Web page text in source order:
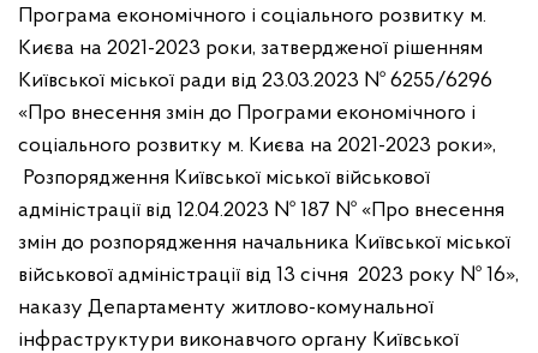
Програма економічного і соціального розвитку м.
Києва на 2021-2023 роки, затвердженої рішенням
Київської міської ради від 23.03.2023 № 6255/6296
«Про внесення змін до Програми економічного і
соціального розвитку м. Києва на 2021-2023 роки»,
Розпорядження Київської міської військової
адміністрації від 12.04.2023 № 187 № «Про внесення
змін до розпорядження начальника Київської міської
військової адміністрації від 13 січня 2023 року № 16»,
наказу Департаменту житлово-комунальної
інфраструктури виконавчого органу Київської